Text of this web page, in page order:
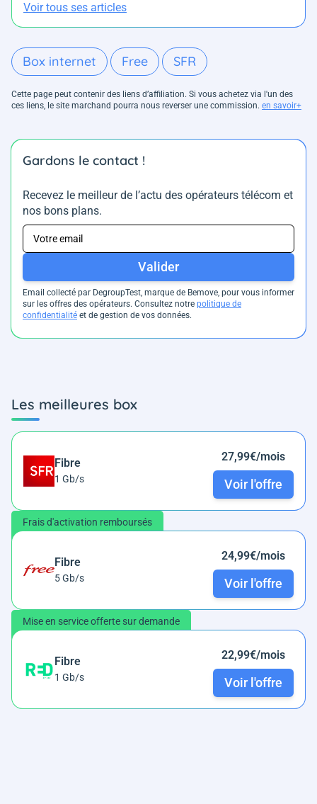
Voir tous ses articles
Box internet Free SFR
Cette page peut contenir des liens d’affiliation. Si vous achetez via l'un des
ces liens, le site marchand pourra nous reverser une commission. en savoir+
Gardons le contact !
Recevez le meilleur de l’actu des opérateurs télécom et
nos bons plans.
Valider
Email collecté par DegroupTest, marque de Bemove, pour vous informer
sur les offres des opérateurs. Consultez notre politique de
confidentialité et de gestion de vos données.
Les meilleures box
Fibre
1 Gb/s
27,99€/mois
Voir l'offre
Frais d'activation remboursés
Fibre
5 Gb/s
24,99€/mois
Voir l'offre
Mise en service offerte sur demande
Fibre
1 Gb/s
22,99€/mois
Voir l'offre